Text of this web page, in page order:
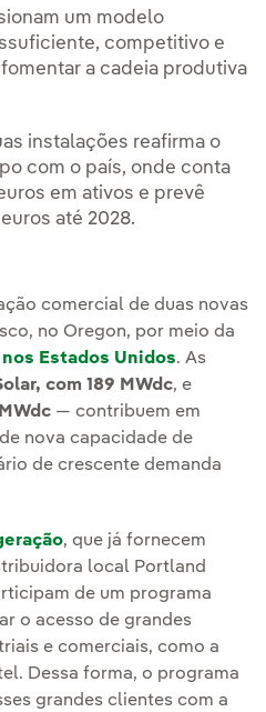
um modelo
competitivo e
a cadeia produtiva
instalações reafirma o
com o país, onde conta
em ativos e prevê
até 2028.
comercial de duas novas
no Oregon, por meio da
Estados Unidos. As
com 189 MWdc, e
— contribuem em
de nova capacidade de
de crescente demanda
, que já fornecem
local Portland
de um programa
o acesso de grandes
e comerciais, como a
Dessa forma, o programa
grandes clientes com a